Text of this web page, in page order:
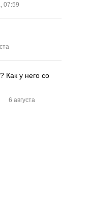
07:59
Как у него со
6 августа